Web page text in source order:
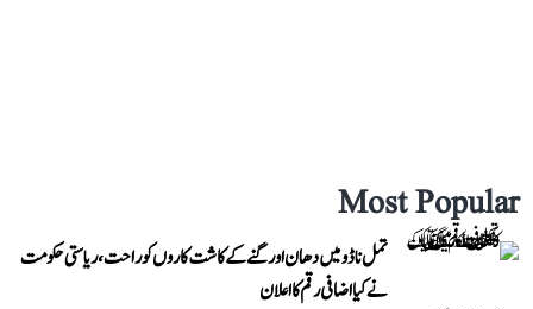
Most Popular
تمل ناڈو میں دھان اور گنے کے کاشت کاروں کو راحت، ریاستی حکومت
نے کیا اضافی رقم کا اعلان